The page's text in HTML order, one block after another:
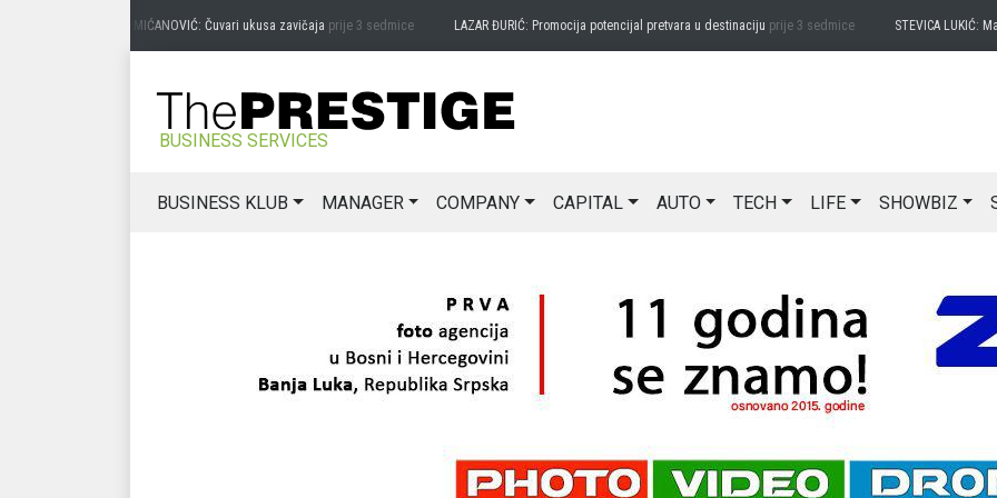
PREDRAG MIĆANOVIĆ: Čuvari ukusa zavičajaprije 3 sedmice LAZAR ĐURIĆ: Promocija potencijal pretvara u destinacijuprije 3 sedmice STEVICA LUKIĆ:
BUSINESS SERVICES
BUSINESS KLUB MANAGER COMPANY CAPITAL AUTO TECH LIFE SHOWBIZ